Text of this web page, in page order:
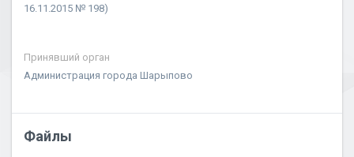
16.11.2015 № 198)
Принявший орган
Администрация города Шарыпово
Файлы